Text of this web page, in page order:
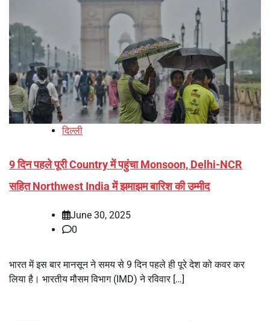
दिल्ली
9 दिन पहले पूरी Country में पहुंचा Monsoon, Delhi-NCR
सहित Northwest India में झमाझम बारिश की उम्मीद
June 30, 2025
0
भारत में इस बार मानसून ने समय से 9 दिन पहले ही पूरे देश को कवर कर
लिया है। भारतीय मौसम विभाग (IMD) ने रविवार […]